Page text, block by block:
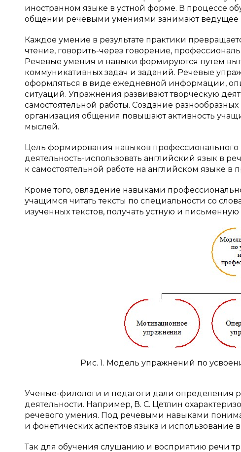
иностранном языке в устной форме. В процессе
общении речевыми умениями занимают ведущее
Каждое умение в результате практики
чтение, говорить-через говорение,
Речевые умения и навыки формируются путем
коммуникативных задач и заданий. Речевые
оформляться в виде ежедневной информации,
ситуаций. Упражнения развивают творческую
самостоятельной работы. Создание
организация общения повышают активность
мыслей.
Цель формирования навыков
деятельность-использовать английский язык в
к самостоятельной работе на английском языке
Кроме того, овладение навыками
учащимся читать тексты по специальности со
изученных текстов, получать устную и
Рис. 1. Модель упражнений по
Ученые-филологи и педагоги дали
деятельности. Например, В. С. Цетлин
речевого умения. Под речевыми навыками
и фонетических аспектов языка и использование
Так для обучения слушанию и восприятию речи